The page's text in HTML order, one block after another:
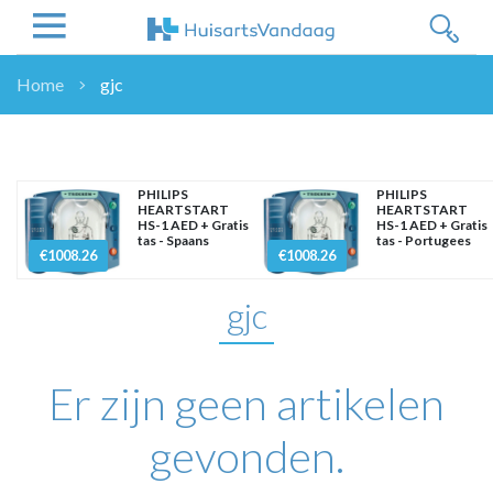
OVERHEID
WETENSCHAP
ZORGVERZEKERAARS
NASCHOLINGEN
NHG
LHV
OPINIE
Home gjc
€1008.26
PHILIPS
HEARTSTART
HS-1 AED + Gratis
tas - Spaans
€1008.26
PHILIPS
HEARTSTART
HS-1 AED + Gratis
tas - Portugees
gjc
Er zijn geen artikelen
gevonden.